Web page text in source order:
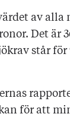
av alla
Det är
står för
för att